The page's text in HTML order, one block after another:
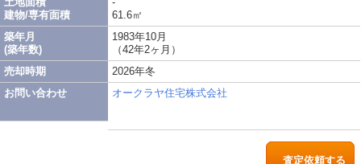
建物/専有面積
築年月
(築年数)
売却時期
お問い合わせ
61.6㎡
1983年10月
（42年2ヶ月）
2026年冬
オークラヤ住宅株式会社
査定依頼する